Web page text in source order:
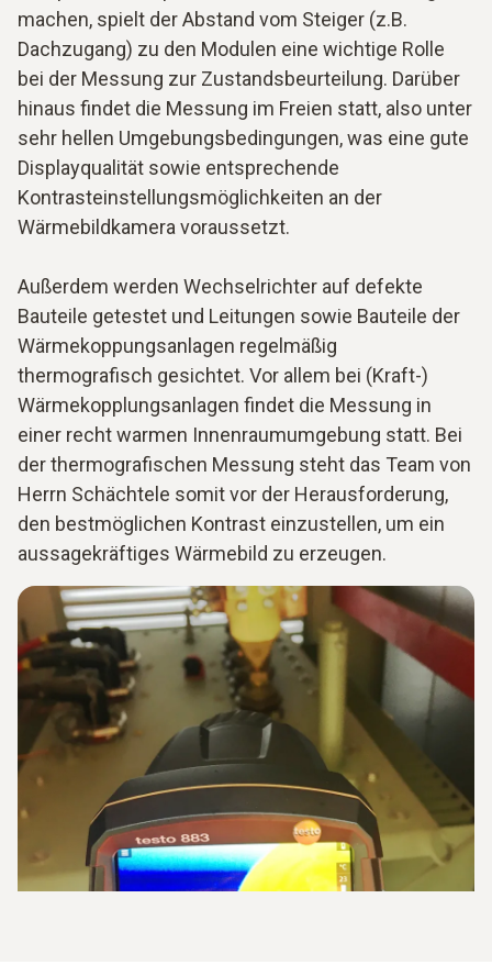
machen, spielt der Abstand vom Steiger (z.B.
Dachzugang) zu den Modulen eine wichtige Rolle
bei der Messung zur Zustandsbeurteilung. Darüber
hinaus findet die Messung im Freien statt, also unter
sehr hellen Umgebungsbedingungen, was eine gute
Displayqualität sowie entsprechende
Kontrasteinstellungsmöglichkeiten an der
Wärmebildkamera voraussetzt.
Außerdem werden Wechselrichter auf defekte
Bauteile getestet und Leitungen sowie Bauteile der
Wärmekoppungsanlagen regelmäßig
thermografisch gesichtet. Vor allem bei (Kraft-)
Wärmekopplungsanlagen findet die Messung in
einer recht warmen Innenraumumgebung statt. Bei
der thermografischen Messung steht das Team von
Herrn Schächtele somit vor der Herausforderung,
den bestmöglichen Kontrast einzustellen, um ein
aussagekräftiges Wärmebild zu erzeugen.